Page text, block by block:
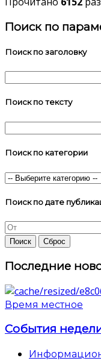
Поиск по
Поиск по заголовку
Поиск по тексту
Поиск по категории
Поиск по дате
Последние
Время местное
События